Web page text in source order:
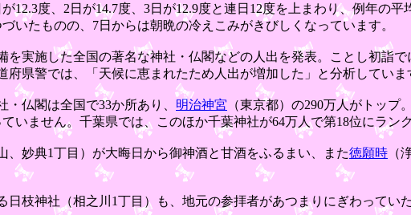
12.3度、2日が14.7度、3日が12.9度と連日12度を上まわり、例年の
いたものの、7日からは朝晩の冷えこみがきびしくなっています。
実施した全国の著名な神社・仏閣などの人出を発表。ことし初詣
府県警では、「天候に恵まれたため人出が増加した」と分析していま
仏閣は全国で33か所あり、 明治神宮 （東京都）の290万人がトップ
いません。千葉県では、このほか千葉神社が64万人で第18位にラン
、妙典1丁目）が大晦日から御神酒と甘酒をふるまい、また徳願時 （
日枝神社（相之川1丁目）も、地元の参拝者があつまりにぎわってい